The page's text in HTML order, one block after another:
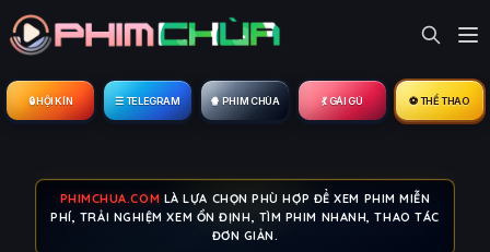
🔒︎ HỘI KÍN ☰ TELEGRAM 🍿 PHIM CHÙA 💃 GÁI GÚ ⚽ THỂ THAO
PHIMCHUA.COM LÀ LỰA CHỌN PHÙ HỢP ĐỂ XEM PHIM MIỄN
PHÍ, TRẢI NGHIỆM XEM ỔN ĐỊNH, TÌM PHIM NHANH, THAO TÁC
ĐƠN GIẢN.